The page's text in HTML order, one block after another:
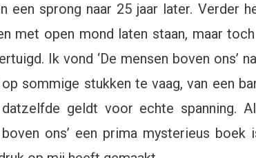
een sprong naar 25 jaar later. Verder
met open mond laten staan, maar
Ik vond ‘De mensen boven ons’
sommige stukken te vaag, van een
geldt voor echte spanning.
ons’ een prima mysterieus boek